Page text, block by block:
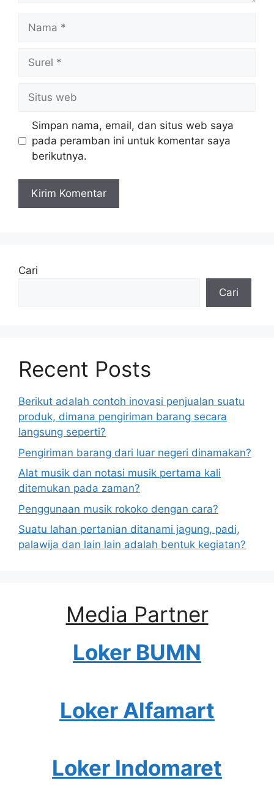
web
Simpan nama, email, dan situs web saya
pada peramban ini untuk komentar saya
berikutnya.
Cari
Cari
Recent Posts
Berikut adalah contoh inovasi penjualan suatu
produk, dimana pengiriman barang secara
langsung seperti?
Pengiriman barang dari luar negeri dinamakan?
Alat musik dan notasi musik pertama kali
ditemukan pada zaman?
Penggunaan musik rokoko dengan cara?
Suatu lahan pertanian ditanami jagung, padi,
palawija dan lain lain adalah bentuk kegiatan?
Media Partner
Loker BUMN
Loker Alfamart
Loker Indomaret